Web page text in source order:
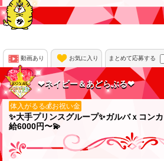
動画あり お気に入り まとめて応募する
❤ネイビー＆あどらぶる❤
体入がるる💰お祝い金
✨大手プリンスグループ✨ガルバｘコン
給6000円〜💫